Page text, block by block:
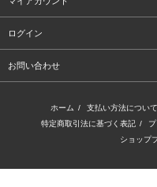
ログイン
お問い合わせ
ホーム / 支払い方法について
特定商取引法に基づく表記 /
ショップ